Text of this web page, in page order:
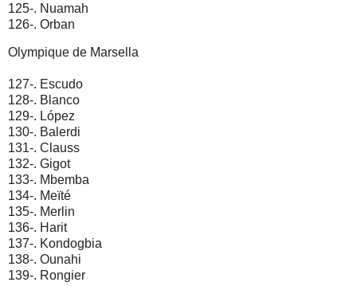
125-. Nuamah
126-. Orban
Olympique de Marsella
127-. Escudo
128-. Blanco
129-. López
130-. Balerdi
131-. Clauss
132-. Gigot
133-. Mbemba
134-. Meïté
135-. Merlin
136-. Harit
137-. Kondogbia
138-. Ounahi
139-. Rongier